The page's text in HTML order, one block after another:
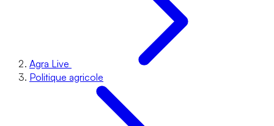
Agra Live
Politique agricole